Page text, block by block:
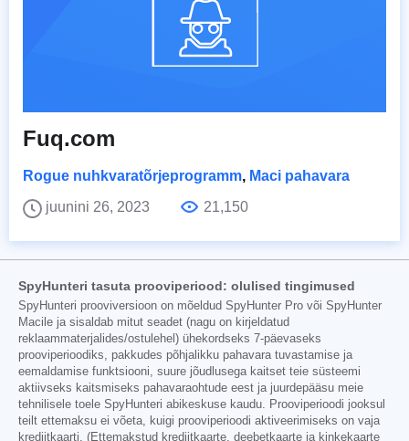
Fuq.com
Rogue nuhkvaratõrjeprogramm, Maci pahavara
juunini 26, 2023
21,150
SpyHunteri tasuta prooviperiood: olulised tingimused
SpyHunteri prooviversioon on mõeldud SpyHunter Pro või SpyHunter
Macile ja sisaldab mitut seadet (nagu on kirjeldatud
reklaammaterjalides/ostulehel) ühekordseks 7-päevaseks
prooviperioodiks, pakkudes põhjalikku pahavara tuvastamise ja
eemaldamise funktsiooni, suure jõudlusega kaitset teie süsteemi
aktiivseks kaitsmiseks pahavaraohtude eest ja juurdepääsu meie
tehnilisele toele SpyHunteri abikeskuse kaudu. Prooviperioodi jooksul
teilt ettemaksu ei võeta, kuigi prooviperioodi aktiveerimiseks on vaja
krediitkaarti. (Ettemakstud krediitkaarte, deebetkaarte ja kinkekaarte